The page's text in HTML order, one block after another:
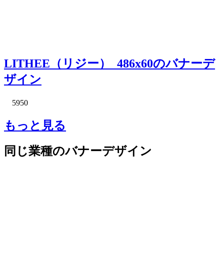
LITHEE（リジー）_486x60のバナーデ
ザイン
5950
もっと見る
同じ業種のバナーデザイン